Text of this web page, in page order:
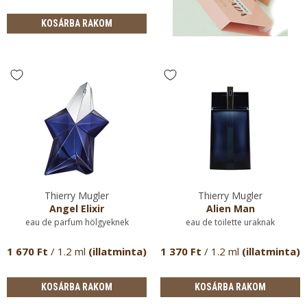
KOSÁRBA RAKOM
Thierry Mugler
Angel Elixir
eau de parfum hölgyeknek
1 670 Ft / 1.2 ml (illatminta)
KOSÁRBA RAKOM
Thierry Mugler
Alien Man
eau de toilette uraknak
1 370 Ft / 1.2 ml (illatminta)
KOSÁRBA RAKOM